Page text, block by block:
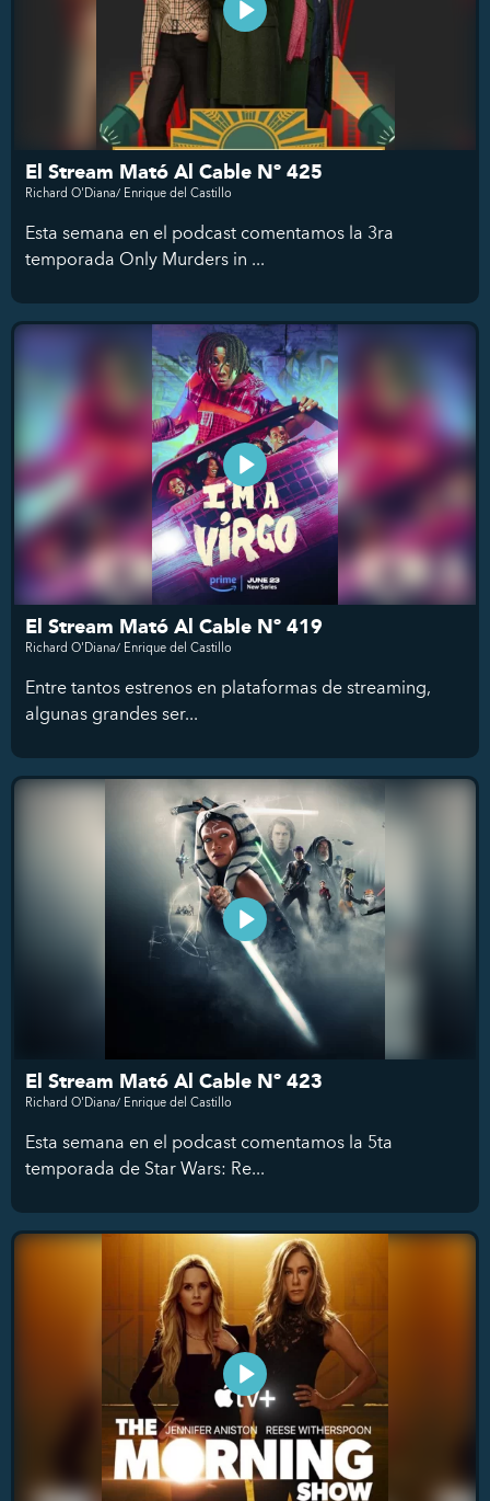
El Stream Mató Al Cable Nº 425
Richard O'Diana/ Enrique del Castillo
Esta semana en el podcast comentamos la 3ra
temporada Only Murders in ...
El Stream Mató Al Cable Nº 419
Richard O'Diana/ Enrique del Castillo
Entre tantos estrenos en plataformas de streaming,
algunas grandes ser...
El Stream Mató Al Cable Nº 423
Richard O'Diana/ Enrique del Castillo
Esta semana en el podcast comentamos la 5ta
temporada de Star Wars: Re...